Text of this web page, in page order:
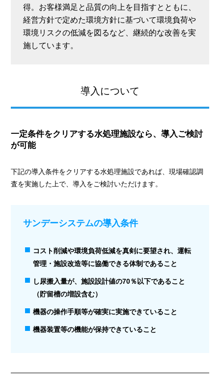
得。お客様満足と品質の向上を目指すとともに、
経営方針で定めた環境方針に基づいて環境負荷や
環境リスクの低減を図るなど、継続的な改善を実
施しています。
導入について
一定条件をクリアする水処理施設なら、導入ご検討
が可能
下記の導入条件をクリアする水処理施設であれば、現場確認調
査を実施した上で、導入をご検討いただけます。
サンデーシステムの導入条件
コスト削減や環境負荷低減を真剣に要望され、運転
管理・施設改造等に協働できる体制であること
し尿搬入量が、施設設計値の70％以下であること
（貯留槽の増設含む）
機器の操作手順等が確実に実施できていること
機器装置等の機能が保持できていること